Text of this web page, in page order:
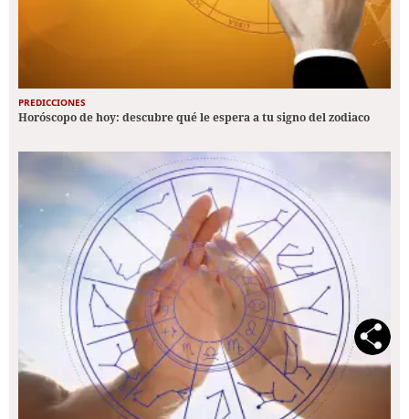
PREDICCIONES
Horóscopo de hoy: descubre qué le espera a tu signo del zodiaco